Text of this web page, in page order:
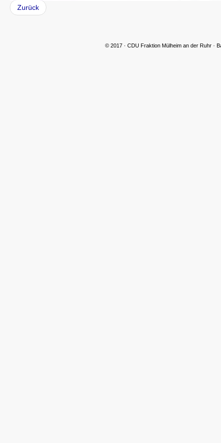
Zurück
© 2017 · CDU Fraktion Mülheim an der Ruhr ·